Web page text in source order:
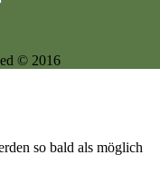
© 2016
so bald als möglich